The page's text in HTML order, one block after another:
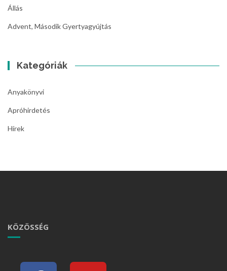
Állás
Advent, Második Gyertyagyújtás
Kategóriák
Anyakönyvi
Apróhirdetés
Hírek
KÖZÖSSÉG